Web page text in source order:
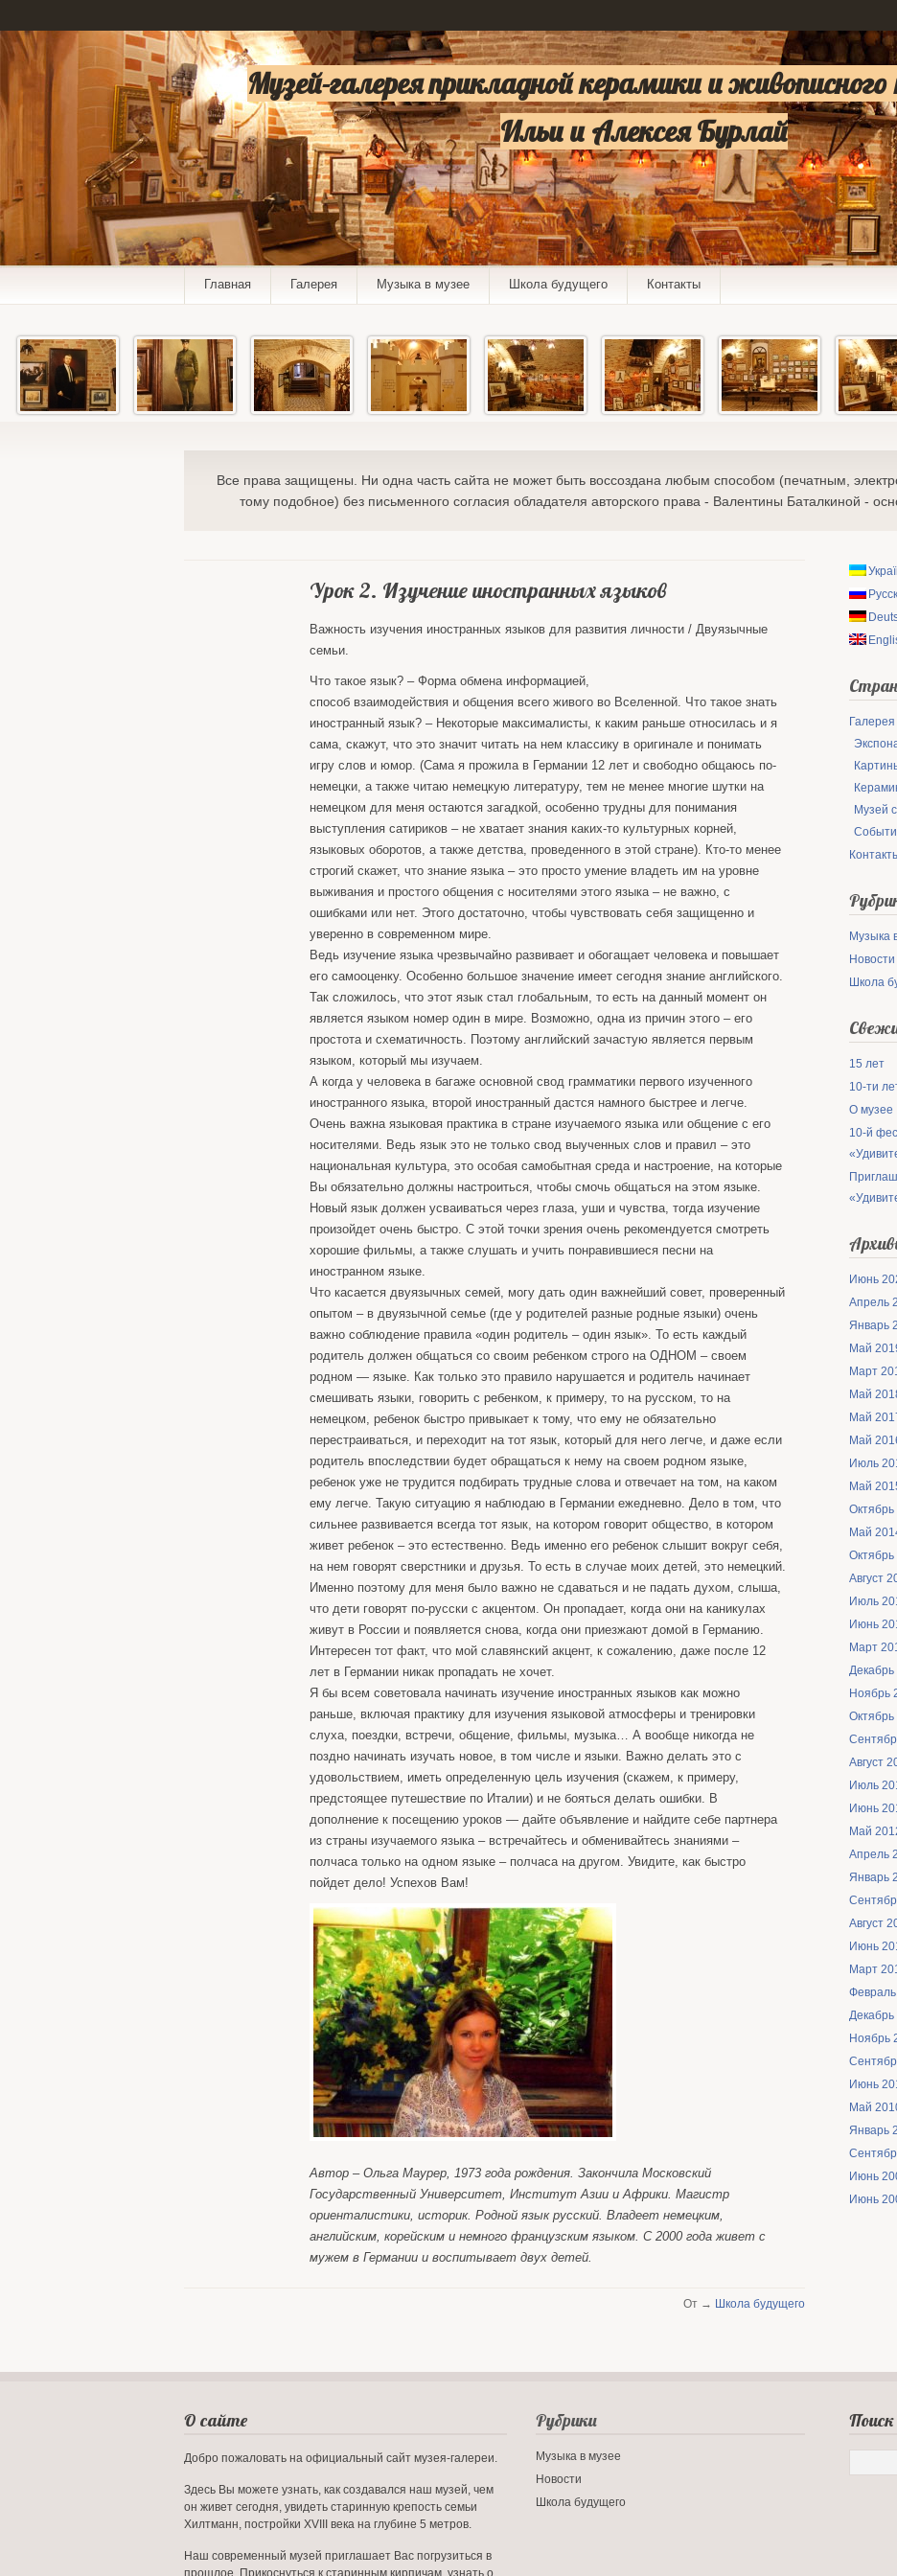
Музей-галерея прикладной керамики и
Ильи и Алексея Бурлай
Главная Галерея Музыка в музее Школа будущего Контакты
Все права защищены. Ни одна часть сайта не может быть воссоздана любым способом (печатным,
тому подобное) без письменного согласия обладателя авторского права - Валентины Баталкиной -
Урок 2. Изучение иностранных языков
Важность изучения иностранных языков для развития личности / Двуязычные
семьи.
Что такое язык? – Форма обмена информацией,
способ взаимодействия и общения всего живого во Вселенной. Что такое знать
иностранный язык? – Некоторые максималисты, к каким раньше относилась и я
сама, скажут, что это значит читать на нем классику в оригинале и понимать
игру слов и юмор. (Сама я прожила в Германии 12 лет и свободно общаюсь по-
немецки, а также читаю немецкую литературу, тем не менее многие шутки на
немецком для меня остаются загадкой, особенно трудны для понимания
выступления сатириков – не хватает знания каких-то культурных корней,
языковых оборотов, а также детства, проведенного в этой стране). Кто-то менее
строгий скажет, что знание языка – это просто умение владеть им на уровне
выживания и простого общения с носителями этого языка – не важно, с
ошибками или нет. Этого достаточно, чтобы чувствовать себя защищенно и
уверенно в современном мире.
Ведь изучение языка чрезвычайно развивает и обогащает человека и повышает
его самооценку. Особенно большое значение имеет сегодня знание английского.
Так сложилось, что этот язык стал глобальным, то есть на данный момент он
является языком номер один в мире. Возможно, одна из причин этого – его
простота и схематичность. Поэтому английский зачастую является первым
языком, который мы изучаем.
А когда у человека в багаже основной свод грамматики первого изученного
иностранного языка, второй иностранный дастся намного быстрее и легче.
Очень важна языковая практика в стране изучаемого языка или общение с его
носителями. Ведь язык это не только свод выученных слов и правил – это
национальная культура, это особая самобытная среда и настроение, на которые
Вы обязательно должны настроиться, чтобы смочь общаться на этом языке.
Новый язык должен усваиваться через глаза, уши и чувства, тогда изучение
произойдет очень быстро. С этой точки зрения очень рекомендуется смотреть
хорошие фильмы, а также слушать и учить понравившиеся песни на
иностранном языке.
Что касается двуязычных семей, могу дать один важнейший совет, проверенный
опытом – в двуязычной семье (где у родителей разные родные языки) очень
важно соблюдение правила «один родитель – один язык». То есть каждый
родитель должен общаться со своим ребенком строго на ОДНОМ – своем
родном — языке. Как только это правило нарушается и родитель начинает
смешивать языки, говорить с ребенком, к примеру, то на русском, то на
немецком, ребенок быстро привыкает к тому, что ему не обязательно
перестраиваться, и переходит на тот язык, который для него легче, и даже если
родитель впоследствии будет обращаться к нему на своем родном языке,
ребенок уже не трудится подбирать трудные слова и отвечает на том, на каком
ему легче. Такую ситуацию я наблюдаю в Германии ежедневно. Дело в том, что
сильнее развивается всегда тот язык, на котором говорит общество, в котором
живет ребенок – это естественно. Ведь именно его ребенок слышит вокруг себя,
на нем говорят сверстники и друзья. То есть в случае моих детей, это немецкий.
Именно поэтому для меня было важно не сдаваться и не падать духом, слыша,
что дети говорят по-русски с акцентом. Он пропадает, когда они на каникулах
живут в России и появляется снова, когда они приезжают домой в Германию.
Интересен тот факт, что мой славянский акцент, к сожалению, даже после 12
лет в Германии никак пропадать не хочет.
Я бы всем советовала начинать изучение иностранных языков как можно
раньше, включая практику для изучения языковой атмосферы и тренировки
слуха, поездки, встречи, общение, фильмы, музыка… А вообще никогда не
поздно начинать изучать новое, в том числе и языки. Важно делать это с
удовольствием, иметь определенную цель изучения (скажем, к примеру,
предстоящее путешествие по Италии) и не бояться делать ошибки. В
дополнение к посещению уроков — дайте объявление и найдите себе партнера
из страны изучаемого языка – встречайтесь и обменивайтесь знаниями –
полчаса только на одном языке – полчаса на другом. Увидите, как быстро
пойдет дело! Успехов Вам!
Автор – Ольга Маурер, 1973 года рождения. Закончила Московский
Государственный Университет, Институт Азии и Африки. Магистр
ориенталистики, историк. Родной язык русский. Владеет немецким,
английским, корейским и немного французским языком. С 2000 года живет с
мужем в Германии и воспитывает двух детей.
От → Школа будущего
Галерея
Музей
Музыка
Новости
Школа
15 лет
10-ти
О музее
10-й
Июнь
Апрель
Январь
Май
Март
Май
Май
Май
Июль
Май
Май
Октябрь
Август
Июль
Июнь
Март
Декабрь
Ноябрь
Октябрь
Август
Июль
Июнь
Май
Апрель
Январь
Август
Июнь
Март
Ноябрь
Июнь
Май
Январь
Июнь
Июнь
О сайте
Добро пожаловать на официальный сайт музея-галереи.
Здесь Вы можете узнать, как создавался наш музей, чем
он живет сегодня, увидеть старинную крепость семьи
Хилтманн, постройки XVIII века на глубине 5 метров.
Наш современный музей приглашает Вас погрузиться в
прошлое. Прикоснуться к старинным кирпичам, узнать о
Рубрики
Музыка в музее
Новости
Школа будущего
Поиск